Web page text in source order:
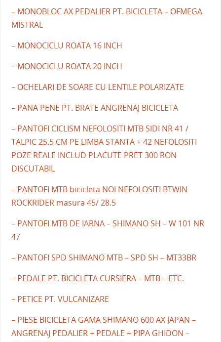
– MONOBLOC AX PEDALIER PT. BICICLETA – OFMEGA
MISTRAL
– MONOCICLU ROATA 16 INCH
– MONOCICLU ROATA 20 INCH
– OCHELARI DE SOARE CU LENTILE POLARIZATE
– PANA PENE PT. BRATE ANGRENAJ BICICLETA
– PANTOFI CICLISM NEFOLOSITI MTB SIDI NR 41 /
TALPIC 25.5 CM PE LIMBA STANTA + 42 NEFOLOSITI
POZE REALE INCLUD PLACUTE PRET 300 RON
DISCUTABIL
– PANTOFI MTB bicicleta NOI NEFOLOSITI BTWIN
ROCKRIDER masura 45/ 28.5
– PANTOFI MTB DE IARNA – SHIMANO SH – W 101 NR
47
– PANTOFI SPD SHIMANO MTB – SPD SH – MT33BR
– PEDALE PT. BICICLETA CURSIERA – MTB – ETC.
– PETICE PT. VULCANIZARE
– PIESE BICICLETA GAMA SHIMANO 600 AX JAPAN –
ANGRENAJ PEDALIER + PEDALE + PIPA GHIDON –